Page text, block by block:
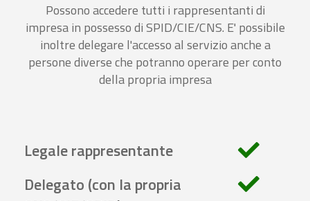
Possono accedere tutti i rappresentanti di
impresa in possesso di SPID/CIE/CNS. E' possibile
inoltre delegare l'accesso al servizio anche a
persone diverse che potranno operare per conto
della propria impresa
Legale rappresentante
Delegato (con la propria